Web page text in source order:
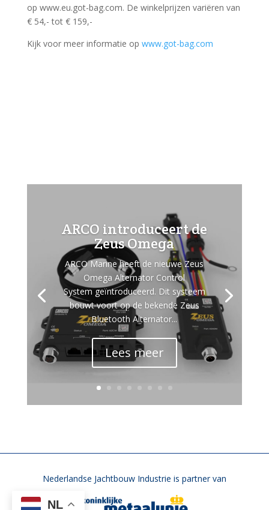
op www.eu.got-bag.com. De winkelprijzen variëren van
€ 54,- tot € 159,-
Kijk voor meer informatie op www.got-bag.com
ARCO introduceert de
Zeus Omega
ARCO Marine heeft de nieuwe Zeus
Omega Alternator Control
System geïntroduceerd. Dit systeem
bouwt voort op de bekende Zeus
Bluetooth Alternator...
Lees meer
Nederlandse Jachtbouw Industrie is partner van
NL